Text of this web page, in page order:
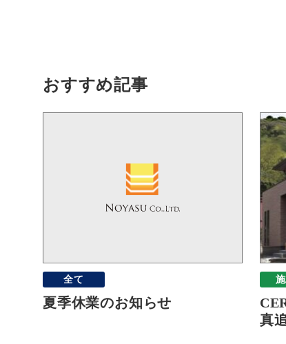
おすすめ記事
全て
夏季休業のお知らせ
真